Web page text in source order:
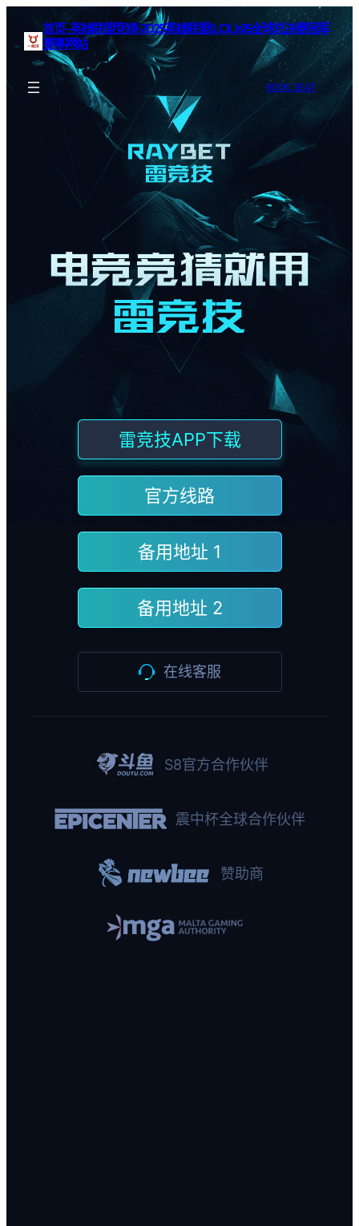
首页–英雄联盟竞猜-2025英雄联盟(LOL)s15全球总决赛冠军
赛事网站
BOOK SEAT